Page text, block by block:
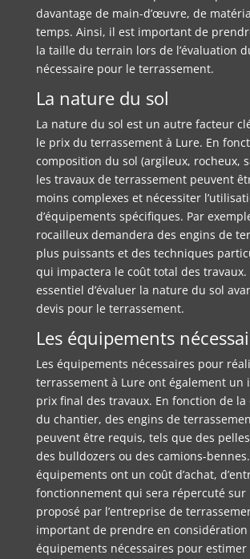
davantage de main-d’œuvre, de
temps. Ainsi, il est important de
la taille du terrain lors de l’évaluation
nécessaire pour le terrassement.
La nature du sol
La nature du sol est un autre facteur
le prix du terrassement à Lure. En
composition du sol (argileux, rocheux,
les travaux de terrassement peuvent
moins complexes et nécessiter
d’équipements spécifiques. Par
rocailleux demandera des engins de
plus puissants et des techniques
qui impactera le coût total des travaux.
essentiel d’évaluer la nature du sol
devis pour le terrassement.
Les équipements
Les équipements nécessaires pour
terrassement à Lure ont également un
prix final des travaux. En fonction de la
du chantier, des engins de
peuvent être requis, tels que des
des bulldozers ou des camions-bennes.
équipements ont un coût d’achat,
fonctionnement qui sera répercuté sur
proposé par l’entreprise de
important de prendre en considération
équipements nécessaires pour